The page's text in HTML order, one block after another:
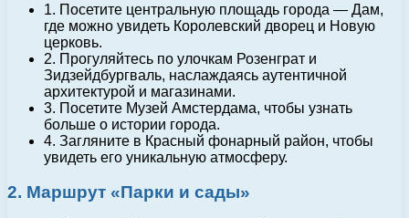
1. Посетите центральную площадь города — Дам,
где можно увидеть Королевский дворец и Новую
церковь.
2. Прогуляйтесь по улочкам Розенграт и
Зидзейдбургваль, наслаждаясь аутентичной
архитектурой и магазинами.
3. Посетите Музей Амстердама, чтобы узнать
больше о истории города.
4. Загляните в Красный фонарный район, чтобы
увидеть его уникальную атмосферу.
2. Маршрут «Парки и сады»